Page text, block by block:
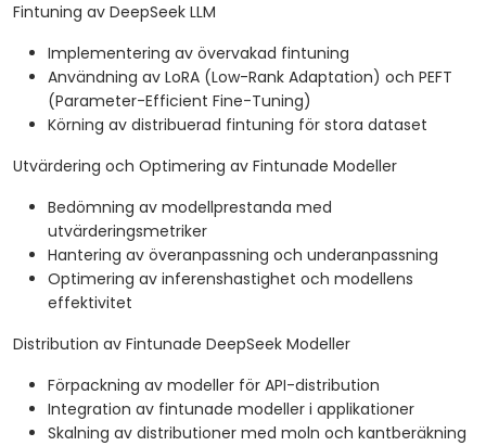
Fintuning av DeepSeek LLM
Implementering av övervakad fintuning
Användning av LoRA (Low-Rank Adaptation) och PEFT
(Parameter-Efficient Fine-Tuning)
Körning av distribuerad fintuning för stora dataset
Utvärdering och Optimering av Fintunade Modeller
Bedömning av modellprestanda med
utvärderingsmetriker
Hantering av överanpassning och underanpassning
Optimering av inferenshastighet och modellens
effektivitet
Distribution av Fintunade DeepSeek Modeller
Förpackning av modeller för API-distribution
Integration av fintunade modeller i applikationer
Skalning av distributioner med moln och kantberäkning